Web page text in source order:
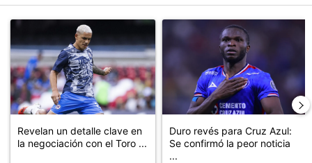
Un artículo de tendencia con el título "Revelan un detalle clave
Revelan un detalle clave en
la negociación con el Toro ...
Un artículo de tendencia con
Duro revés para Cruz Azul:
Se confirmó la peor noticia
...